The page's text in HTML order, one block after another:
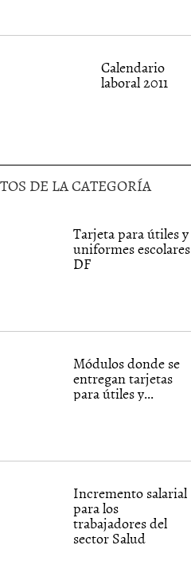
Calendario
laboral 2011
DE LA CATEGORÍA
Tarjeta para útiles y
uniformes escolares
DF
Módulos donde se
entregan tarjetas
para útiles y...
Incremento salarial
para los
trabajadores del
sector Salud